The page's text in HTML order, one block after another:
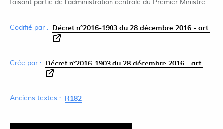
faisant partie de l'administration centrale du Premier Ministre
Codifié par : Décret n°2016-1903 du 28 décembre 2016 - art.
Crée par : Décret n°2016-1903 du 28 décembre 2016 - art.
Anciens textes : R182